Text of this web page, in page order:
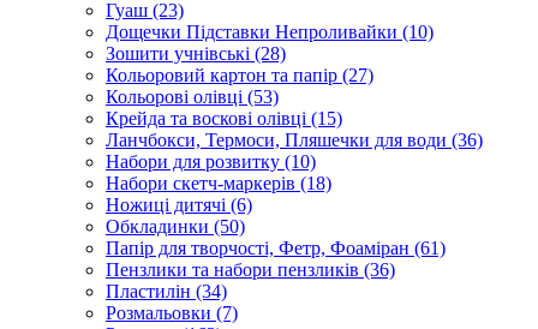
Гуаш (23)
Дощечки Підставки Непроливайки (10)
Зошити учнівські (28)
Кольоровий картон та папір (27)
Кольорові олівці (53)
Крейда та воскові олівці (15)
Ланчбокси, Термоси, Пляшечки для води (36)
Набори для розвитку (10)
Набори скетч-маркерів (18)
Ножиці дитячі (6)
Обкладинки (50)
Папір для творчості, Фетр, Фоаміран (61)
Пензлики та набори пензликів (36)
Пластилін (34)
Розмальовки (7)